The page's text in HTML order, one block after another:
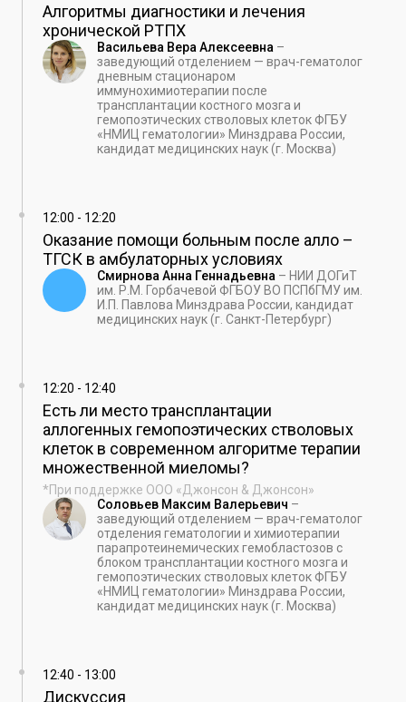
Алгоритмы диагностики и лечения
хронической РТПХ
Васильева Вера Алексеевна –
заведующий отделением — врач-гематолог
дневным стационаром
иммунохимиотерапии после
трансплантации костного мозга и
гемопоэтических стволовых клеток ФГБУ
«НМИЦ гематологии» Минздрава России,
кандидат медицинских наук (г. Москва)
12:00 - 12:20
Оказание помощи больным после алло –
ТГСК в амбулаторных условиях
Смирнова Анна Геннадьевна – НИИ ДОГиТ
им. Р.М. Горбачевой ФГБОУ ВО ПСПбГМУ им.
И.П. Павлова Минздрава России, кандидат
медицинских наук (г. Санкт-Петербург)
12:20 - 12:40
Есть ли место трансплантации
аллогенных гемопоэтических стволовых
клеток в современном алгоритме терапии
множественной миеломы?
*При поддержке ООО «Джонсон & Джонсон»
Соловьев Максим Валерьевич –
заведующий отделением — врач-гематолог
отделения гематологии и химиотерапии
парапротеинемических гемобластозов с
блоком трансплантации костного мозга и
гемопоэтических стволовых клеток ФГБУ
«НМИЦ гематологии» Минздрава России,
кандидат медицинских наук (г. Москва)
12:40 - 13:00
Дискуссия